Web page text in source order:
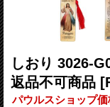
しおり 3026-
返品不可商品
パウルスショップ価